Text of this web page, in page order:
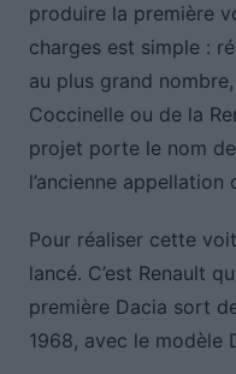
produire la première
charges est simple :
au plus grand
Coccinelle ou de la
projet porte le nom
l’ancienne appellation
Pour réaliser cette
lancé. C’est Renault
première Dacia sort
1968, avec le modèle